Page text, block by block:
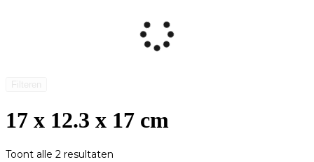
17 x 12.3 x 17 cm
Toont alle 2 resultaten